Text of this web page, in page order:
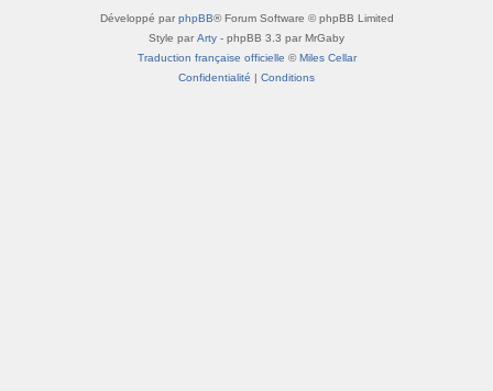
Développé par phpBB® Forum Software © phpBB Limited
Style par Arty - phpBB 3.3 par MrGaby
Traduction française officielle © Miles Cellar
Confidentialité
Conditions